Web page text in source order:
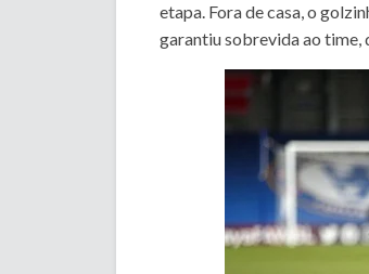
etapa. Fora de casa, o
garantiu sobrevida ao time,